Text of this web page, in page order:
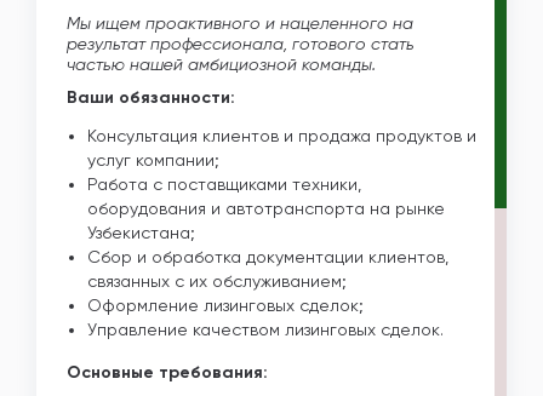
Мы ищем проактивного и нацеленного на
результат профессионала, готового стать
частью нашей амбициозной команды.
Ваши обязанности:
Консультация клиентов и продажа продуктов и
услуг компании;
Работа с поставщиками техники,
оборудования и автотранспорта на рынке
Узбекистана;
Сбор и обработка документации клиентов,
связанных с их обслуживанием;
Оформление лизинговых сделок;
Управление качеством лизинговых сделок.
Основные требования: